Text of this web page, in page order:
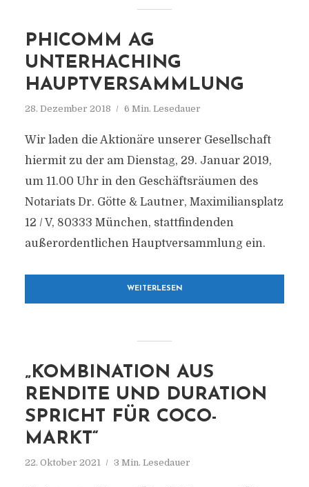
PHICOMM AG
UNTERHACHING
HAUPTVERSAMMLUNG
28. Dezember 2018 6 Min. Lesedauer
Wir laden die Aktionäre unserer Gesellschaft
hiermit zu der am Dienstag, 29. Januar 2019,
um 11.00 Uhr in den Geschäftsräumen des
Notariats Dr. Götte & Lautner, Maximiliansplatz
12 / V, 80333 München, stattfindenden
außerordentlichen Hauptversammlung ein.
WEITERLESEN
„KOMBINATION AUS
RENDITE UND DURATION
SPRICHT FÜR COCO-
MARKT“
22. Oktober 2021 3 Min. Lesedauer